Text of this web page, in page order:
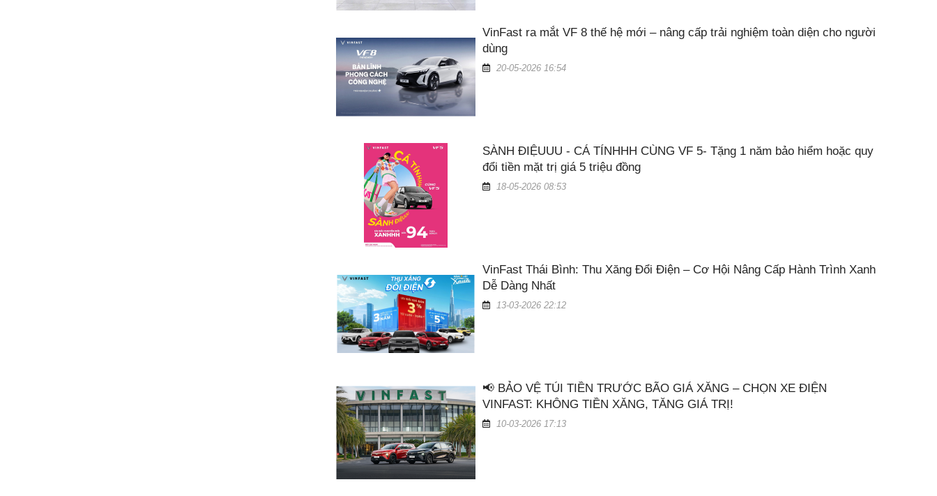
VinFast ra mắt VF 8 thế hệ mới – nâng cấp trải nghiệm toàn diện cho người
dùng
20-05-2026 16:54
SÀNH ĐIỆUUU - CÁ TÍNHHH CÙNG VF 5- Tặng 1 năm bảo hiểm hoặc quy
đổi tiền mặt trị giá 5 triệu đồng
18-05-2026 08:53
VinFast Thái Bình: Thu Xăng Đổi Điện – Cơ Hội Nâng Cấp Hành Trình Xanh
Dễ Dàng Nhất
13-03-2026 22:12
📢 BẢO VỆ TÚI TIỀN TRƯỚC BÃO GIÁ XĂNG – CHỌN XE ĐIỆN
VINFAST: KHÔNG TIỀN XĂNG, TĂNG GIÁ TRỊ!
10-03-2026 17:13